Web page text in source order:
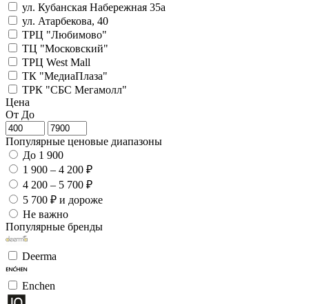
ул. Кубанская Набережная 35а
ул. Атарбекова, 40
ТРЦ "Любимово"
ТЦ "Московский"
ТРЦ West Mall
ТК "МедиаПлаза"
ТРК "СБС Мегамолл"
Цена
От До
Популярные ценовые диапазоны
До 1 900
1 900 – 4 200 ₽
4 200 – 5 700 ₽
5 700 ₽ и дороже
Не важно
Популярные бренды
Deerma
Enchen